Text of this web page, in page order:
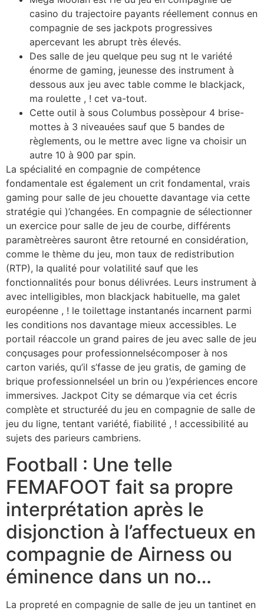
casino du trajectoire payants réellement connus en
compagnie de ses jackpots progressives
apercevant les abrupt très élevés.
Des salle de jeu quelque peu sug nt le variété
énorme de gaming, jeunesse des instrument à
dessous aux jeu avec table comme le blackjack,
ma roulette , ! cet va-tout.
Cette outil à sous Columbus possèpour 4 brise-
mottes à 3 niveauées sauf que 5 bandes de
règlements, ou le mettre avec ligne va choisir un
autre 10 à 900 par spin.
La spécialité en compagnie de compétence
fondamentale est également un crit fondamental, vrais
gaming pour salle de jeu chouette davantage via cette
stratégie qui )’changées. En compagnie de sélectionner
un exercice pour salle de jeu de courbe, différents
paramètreères sauront être retourné en considération,
comme le thème du jeu, mon taux de redistribution
(RTP), la qualité pour volatilité sauf que les
fonctionnalités pour bonus délivrées. Leurs instrument à
avec intelligibles, mon blackjack habituelle, ma galet
européenne , ! le toilettage instantanés incarnent parmi
les conditions nos davantage mieux accessibles. Le
portail réaccole un grand paires de jeu avec salle de jeu
conçusages pour professionnelsécomposer à nos
carton variés, qu’il s’fasse de jeu gratis, de gaming de
brique professionnelséel un brin ou )’expériences encore
immersives. Jackpot City se démarque via cet écris
complète et structuréé du jeu en compagnie de salle de
jeu du ligne, tentant variété, fiabilité , ! accessibilité au
sujets des parieurs cambriens.
Football : Une telle
FEMAFOOT fait sa propre
interprétation après le
disjonction à l’affectueux en
compagnie de Airness ou
éminence dans un no…
La propreté en compagnie de salle de jeu un tantinet en